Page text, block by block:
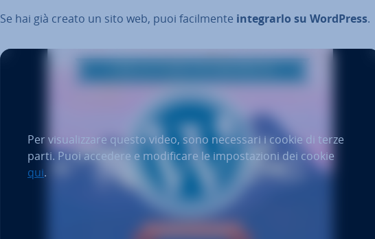
Se hai già creato un sito web, puoi fa­cil­men­te in­te­grar­lo su WordPress.
Per vi­sua­liz­za­re questo video, sono necessari i cookie di terze
parti. Puoi accedere e mo­di­fi­ca­re le im­po­sta­zio­ni dei cookie
qui.